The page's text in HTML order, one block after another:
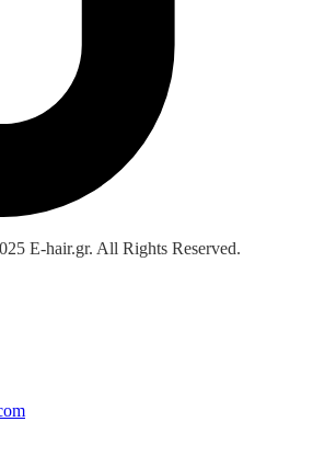
E-hair.gr. All Rights Reserved.